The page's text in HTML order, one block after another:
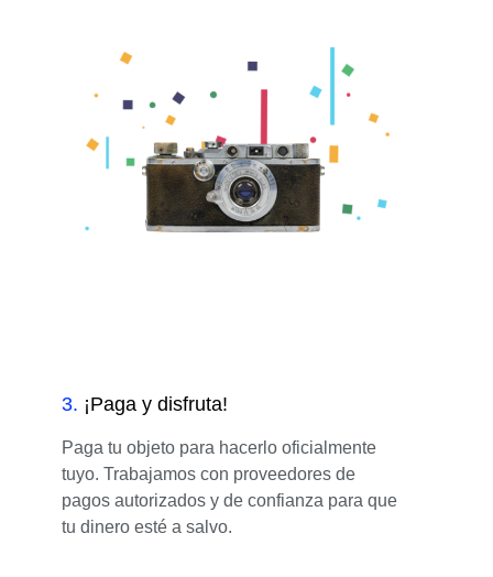
3. ¡Paga y disfruta!
Paga tu objeto para hacerlo oficialmente
tuyo. Trabajamos con proveedores de
pagos autorizados y de confianza para que
tu dinero esté a salvo.